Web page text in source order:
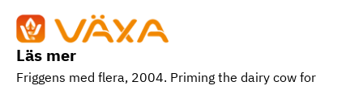
Läs mer
Friggens med flera, 2004. Priming the dairy cow for